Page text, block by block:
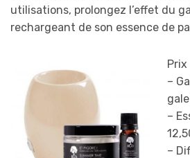
utilisations, prolongez l’effet du
rechargeant de son essence de
Prix
–
–
–